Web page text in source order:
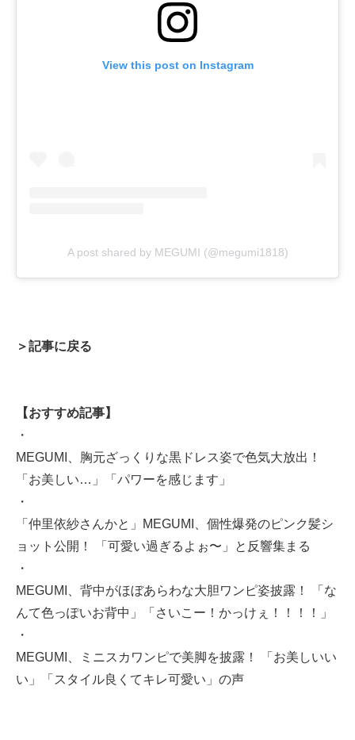
View this post on Instagram
A post shared by MEGUMI (@megumi1818)
＞記事に戻る
【おすすめ記事】
・
MEGUMI、胸元ざっくりな黒ドレス姿で色気大放出！
「お美しい…」「パワーを感じます」
・
「仲里依紗さんかと」MEGUMI、個性爆発のピンク髪シ
ョット公開！ 「可愛い過ぎるよぉ〜」と反響集まる
・
MEGUMI、背中がほぼあらわな大胆ワンピ姿披露！ 「な
んて色っぽいお背中」「さいこー！かっけぇ！！！！」
・
MEGUMI、ミニスカワンピで美脚を披露！ 「お美しいい
い」「スタイル良くてキレ可愛い」の声